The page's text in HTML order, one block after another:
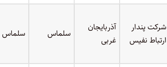
شرکت پندار
ارتباط نفیس
آذربایجان
غربی
سلماس سلماس